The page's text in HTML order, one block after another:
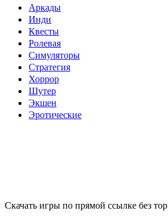
Аркады
Инди
Квесты
Ролевая
Симуляторы
Стратегия
Хоррор
Шутер
Экшен
Эротические
Скачать игры по прямой ссылке без